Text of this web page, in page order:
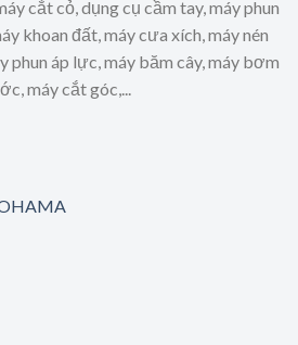
cắt cỏ, dụng cụ cầm tay, máy phun
khoan đất, máy cưa xích, máy nén
phun áp lực, máy băm cây, máy bơm
máy cắt góc,...